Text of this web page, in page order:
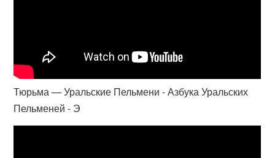
Тюрьма — Уральские Пельмени - Азбука Уральских
Пельменей - Э